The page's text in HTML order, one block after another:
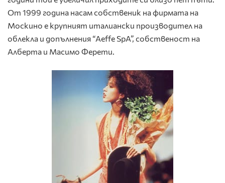
От 1999 година насам собственик на фирмата на
Москино е крупният италиански производител на
облекла и допълнения “Aeffe SpA”, собственост на
Алберта и Масимо Ферети.